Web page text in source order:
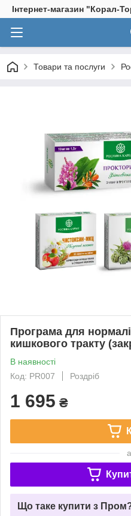
Інтернет-магазин "Корал-
Товари та послуги
Програма для
кишкового тракту
В наявності
Код: PR007
Роздріб
1 695 ₴
Що таке купити з